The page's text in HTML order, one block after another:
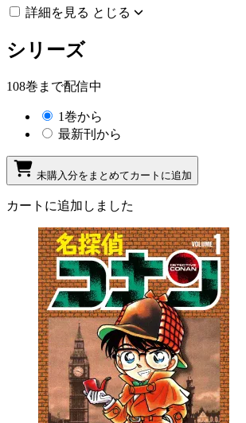
詳細を見る とじる
シリーズ
108巻まで配信中
1巻から
最新刊から
未購入分をまとめてカートに追加
カートに追加しました